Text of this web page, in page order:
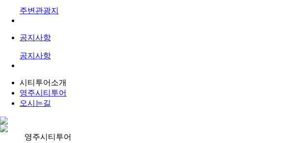
주변관광지
공지사항
공지사항
시티투어소개
영주시티투어
오시는길
영주시티투어